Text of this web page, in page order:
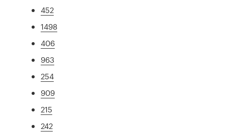
452
1498
406
963
254
909
215
242